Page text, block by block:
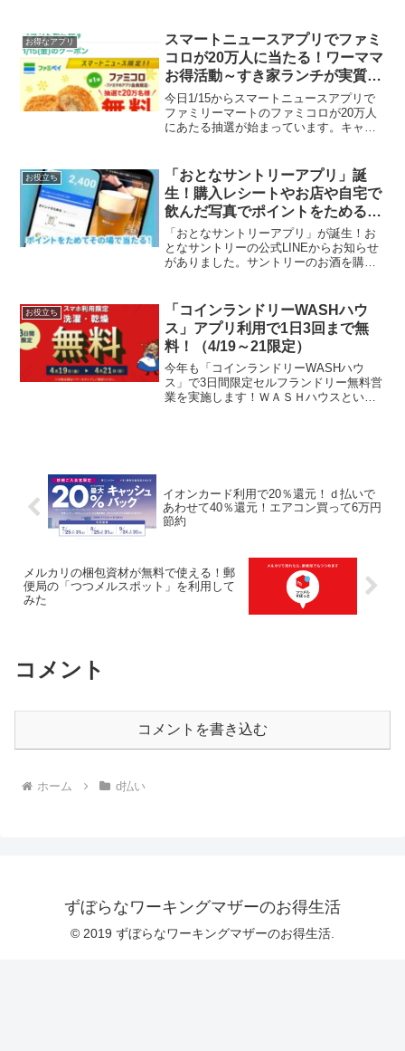
ー&RTで抽選で20万名様に【スイートポ
テトパ...
お得なアプリ
スマートニュースアプリでファミ
コロが20万人に当たる！ワーママ
お得活動～すき家ランチが実質
220円、ジーユーでパンツ190円
今日1/15からスマートニュースアプリで
ファミリーマートのファミコロが20万人
にあたる抽選が始まっています。キャン
くじが引きたくて、無料クーポンと100円
位の商品あわ...
お役立ち
「おとなサントリーアプリ」誕
生！購入レシートやお店や自宅で
飲んだ写真でポイントをためると
抽選で現金3000円やえらべるPay
などが当たる！
「おとなサントリーアプリ」が誕生！お
となサントリーの公式LINEからお知らせ
がありました。サントリーのお酒を購入
めることができます。ポイントをためて
ふくびきに応募すると...
お役立ち
「コインランドリーWASHハウ
ス」アプリ利用で1日3回まで無
料！（4/19～21限定）
今年も「コインランドリーWASHハウ
ス」で3日間限定セルフランドリー無料営
業を実施します！ＷＡＳＨハウスという
イオンカード利用で20％還元！ｄ払いで
あわせて40％還元！エアコン買って6万円
節約
メルカリの梱包資材が無料で使える！郵
便局の「つつメルスポット」を利用して
みた
コメント
コメントを書き込む
ホーム d払い
ずぼらなワーキングマザーのお得生活
© 2019 ずぼらなワーキングマザーのお得生活.